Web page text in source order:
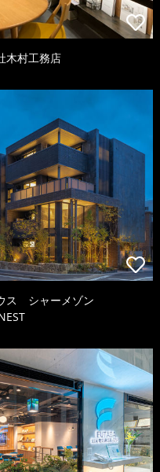
木村工務店
ス シャーメゾン